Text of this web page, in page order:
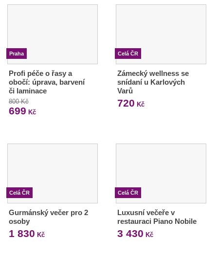
Praha
Profi péče o řasy a
obočí: úprava, barvení
či laminace
800 Kč
699 Kč
Celá ČR
Zámecký wellness se
snídaní u Karlových
Varů
720 Kč
Celá ČR
Gurmánský večer pro 2
osoby
1 830 Kč
Celá ČR
Luxusní večeře v
restauraci Piano Nobile
3 430 Kč